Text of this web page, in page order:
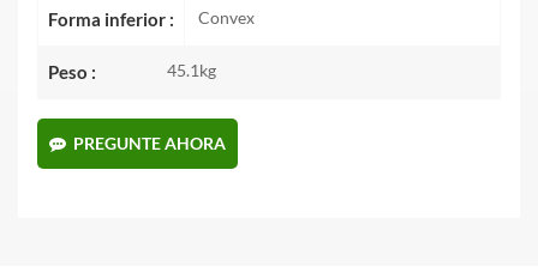
Forma inferior : Convex
Peso : 45.1kg
PREGUNTE AHORA